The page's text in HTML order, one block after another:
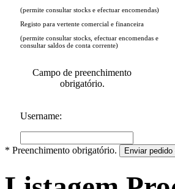
(permite consultar stocks e efectuar encomendas)
Registo para vertente comercial e financeira
(permite consultar stocks, efectuar encomendas e
consultar saldos de conta corrente)
Campo de preenchimento
obrigatório.
Username:
* Preenchimento obrigatório. Enviar